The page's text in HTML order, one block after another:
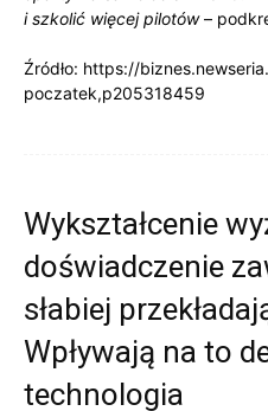
i szkolić więcej pilotów–
Źródło: https://
poczatek,p205318459
Wykształcenie
doświadczenie
słabiej
Wpływają na to
technologia